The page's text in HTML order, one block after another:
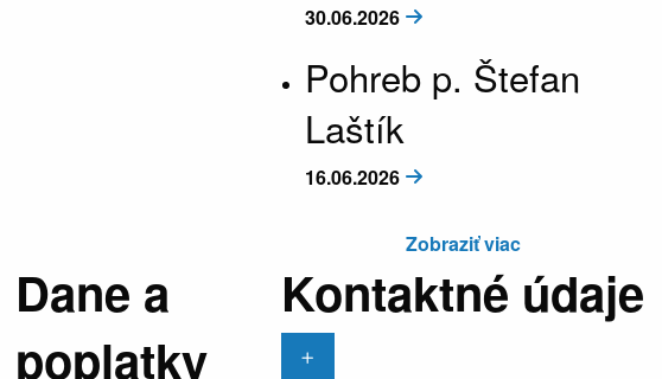
30.06.2026
Pohreb p. Štefan
Laštík
16.06.2026
Zobraziť viac
Dane a
poplatky
Kontaktné údaje